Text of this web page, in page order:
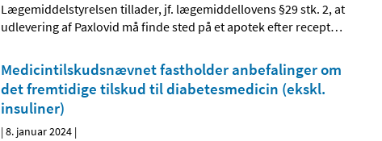
Lægemiddelstyrelsen tillader, jf. lægemiddellovens §29 stk. 2, at
udlevering af Paxlovid må finde sted på et apotek efter recept…
Medicintilskudsnævnet fastholder anbefalinger om
det fremtidige tilskud til diabetesmedicin (ekskl.
insuliner)
|8. januar 2024 |